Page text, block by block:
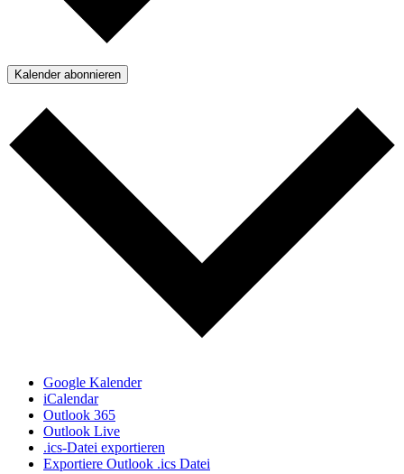
Kalender abonnieren
Google Kalender
iCalendar
Outlook 365
Outlook Live
.ics-Datei exportieren
Exportiere Outlook .ics Datei